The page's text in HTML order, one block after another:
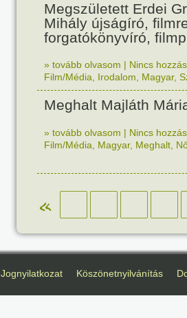
Megszületett Erdei
Mihály újságíró,
forgatókönyvíró,
» tovább olvasom | Nincs
Film/Média
Irodalom Magyar,
Meghalt Majláth
» tovább olvasom | Nincs
Film/Média
Magyar, Meghalt
«
Jognyilatkozat Köszönetnyilvánítás